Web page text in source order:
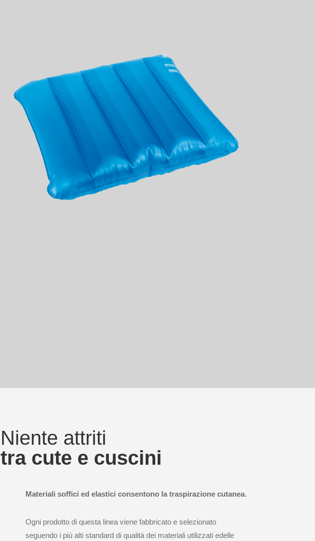
Niente attriti
tra cute e cuscini
Materiali soffici ed elastici consentono la traspirazione cutanea.
Ogni prodotto di questa linea viene fabbricato e selezionato
seguendo i più alti standard di qualità dei materiali utilizzati edelle